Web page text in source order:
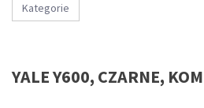
Kategorie
YALE Y600, CZARNE,